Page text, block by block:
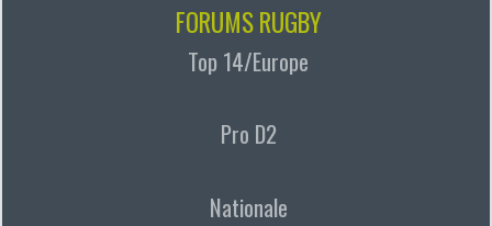
FORUMS RUGBY
Top 14/Europe
Pro D2
Nationale